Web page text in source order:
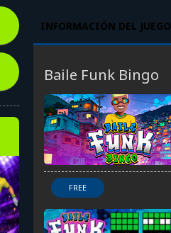
INFORMACIÓN DEL JUEGO
Baile Funk Bingo
FREE